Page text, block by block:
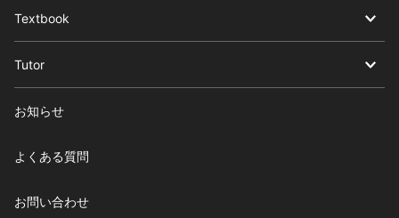
Textbook
Tutor
お知らせ
よくある質問
お問い合わせ